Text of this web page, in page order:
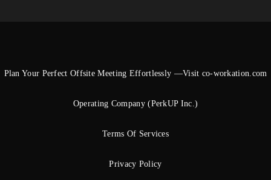
Plan Your Perfect Offsite Meeting Effortlessly —Visit co-workation.com
Operating Company (PerkUP Inc.)
Terms Of Services
Privacy Policy